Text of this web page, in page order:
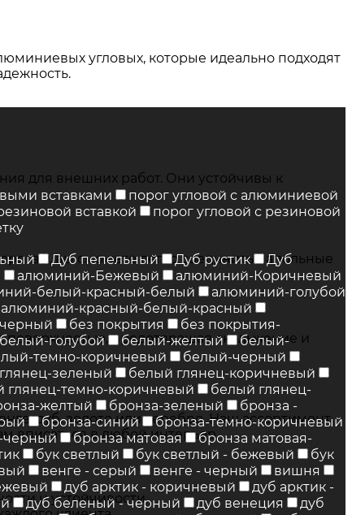
угловых, которые идеально подходят
для внешних работ. Они устойчивы к
вы сможете легко соединить напольные
предотвращая скольжение и
дуб, золото или серебро. Наш ассортимент
вписаться в любой интерьер.
и устойчивости.
вставками
порог угловой с алюминиевой
вставкой
порог угловой с резиновой
Дуб пепельный Дуб рустик
Дуб
алюминий-Бежевый
алюминий-Коричневый
белый-красный-белый
алюминий-голубой
алюминий-красный-белый-красный
без покрытия
без покрытия-
белый-голубой белый-желтый
белый-
темно-коричневый
белый-черный
зеленый
белый глянец-коричневый
глянец-темно-коричневый
белый глянец-
желтый бронза-зеленый
бронза -
бронза-синий
бронза-темно-коричневый
черный бронза матовая
бронза матовая-
бук светлый бук светлый - бежевый
бук
венге - серый венге - черный
вишня
дуб арктик - коричневый
дуб арктик -
дуб беленый - черный дуб венеция
дуб